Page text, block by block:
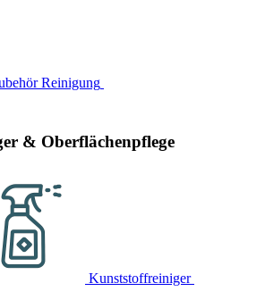
Reinigung
& Oberflächenpflege
Kunststoffreiniger